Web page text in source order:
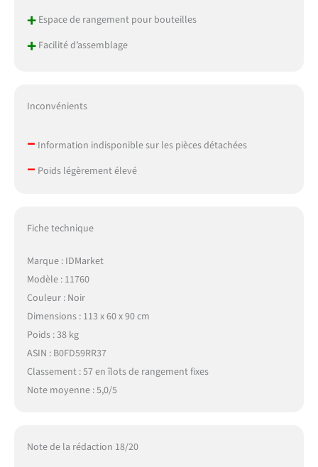
+Espace de rangement pour bouteilles
+Facilité d’assemblage
Inconvénients
– Information indisponible sur les pièces détachées
– Poids légèrement élevé
Fiche technique
Marque : IDMarket
Modèle : 11760
Couleur : Noir
Dimensions : 113 x 60 x 90 cm
Poids : 38 kg
ASIN : B0FD59RR37
Classement : 57 en îlots de rangement fixes
Note moyenne : 5,0/5
Note de la rédaction 18/20